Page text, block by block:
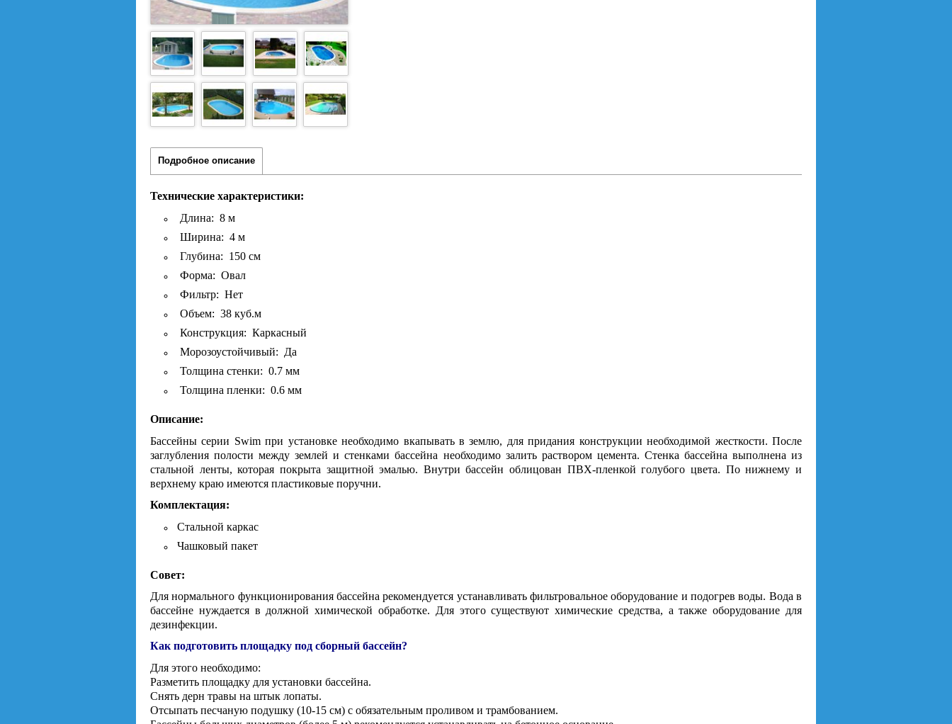
Подробное описание
Технические характеристики:
Длина: 8 м
Ширина: 4 м
Глубина: 150 см
Форма: Овал
Фильтр: Нет
Объем: 38 куб.м
Конструкция: Каркасный
Морозоустойчивый: Да
Толщина стенки: 0.7 мм
Толщина пленки: 0.6 мм
Описание:
Бассейны серии Swim при установке необходимо вкапывать в землю, для придания конструкции необходимой жесткости. После
заглубления полости между землей и стенками бассейна необходимо залить раствором цемента. Стенка бассейна выполнена из
стальной ленты, которая покрыта защитной эмалью. Внутри бассейн облицован ПВХ-пленкой голубого цвета. По нижнему и
верхнему краю имеются пластиковые поручни.
Комплектация:
Стальной каркас
Чашковый пакет
Совет:
Для нормального функционирования бассейна рекомендуется устанавливать фильтровальное оборудование и подогрев воды. Вода в
бассейне нуждается в должной химической обработке. Для этого существуют химические средства, а также оборудование для
дезинфекции.
Как подготовить площадку под сборный бассейн?
Для этого необходимо:
Разметить площадку для установки бассейна.
Снять дерн травы на штык лопаты.
Отсыпать песчаную подушку (10-15 см) с обязательным проливом и трамбованием.